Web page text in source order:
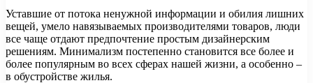
Уставшие от потока ненужной информации и обилия лишних
вещей, умело навязываемых производителями товаров, люди
все чаще отдают предпочтение простым дизайнерским
решениям. Минимализм постепенно становится все более и
более популярным во всех сферах нашей жизни, а особенно –
в обустройстве жилья.